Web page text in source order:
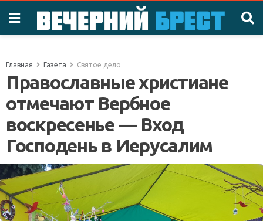
Главная Газета Святое дело
Православные христиане
отмечают Вербное
воскресенье — Вход
Господень в Иерусалим